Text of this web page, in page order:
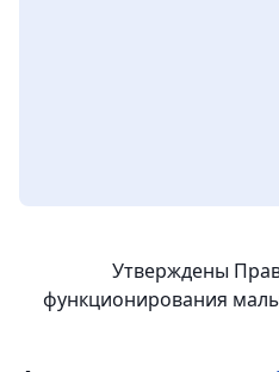
Утверждены
функционирования